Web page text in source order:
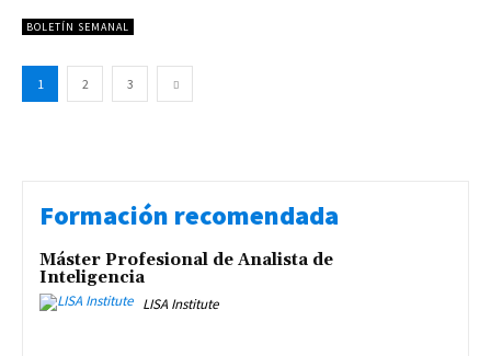
BOLETÍN SEMANAL
1 2 3
Formación recomendada
Máster Profesional de Analista de
Inteligencia
LISA Institute